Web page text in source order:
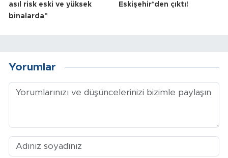
asıl risk eski ve yüksek
binalarda"
Eskişehir’den çıktı!
Yorumlar